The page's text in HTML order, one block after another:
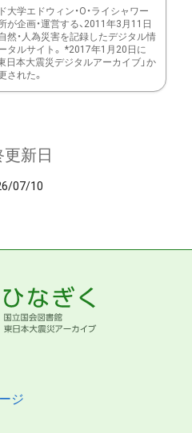
大学エドウィン・O・ライシャワー
が企画・運営する、2011年3月11日
然・人為災害を記録したデジタル情
タルサイト。 *2017年1月20日に
日本大震災デジタルアーカイブ」か
された。
更新日
07/10
ジ